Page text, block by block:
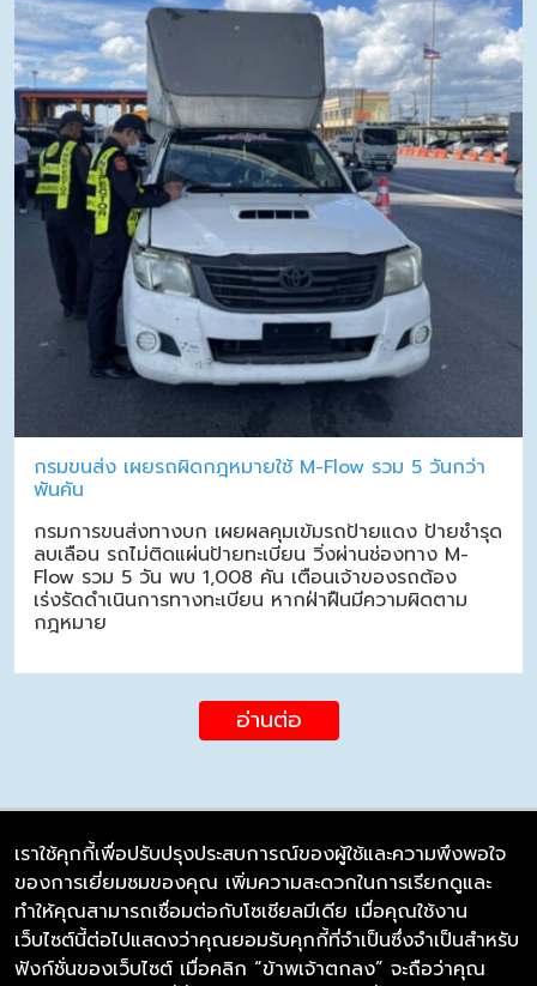
กรมขนส่ง เผยรถผิดกฎหมายใช้ M-Flow รวม 5 วันกว่า
พันคัน
กรมการขนส่งทางบก เผยผลคุมเข้มรถป้ายแดง ป้ายชำรุด
ลบเลือน รถไม่ติดแผ่นป้ายทะเบียน วิ่งผ่านช่องทาง M-
Flow รวม 5 วัน พบ 1,008 คัน เตือนเจ้าของรถต้อง
เร่งรัดดำเนินการทางทะเบียน หากฝ่าฝืนมีความผิดตาม
กฎหมาย
อ่านต่อ
บริษัท ซิมลิงค์ จำกัด
98/226 Bangrakyai-Baanmai Road,
Bangyai, Nonthaburi 11140
เราใช้คุกกี้เพื่อปรับปรุงประสบการณ์ของผู้ใช้และความพึงพอใจ
ของการเยี่ยมชมของคุณ เพิ่มความสะดวกในการเรียกดูและ
ทำให้คุณสามารถเชื่อมต่อกับโซเชียลมีเดีย เมื่อคุณใช้งาน
เว็บไซต์นี้ต่อไปแสดงว่าคุณยอมรับคุกกี้ที่จำเป็นซึ่งจำเป็นสำหรับ
ฟังก์ชั่นของเว็บไซต์ เมื่อคลิก “ข้าพเจ้าตกลง” จะถือว่าคุณ